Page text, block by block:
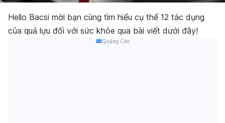
Hello Bacsi mời bạn cùng tìm hiểu cụ thể 12 tác dụng
của quả lựu đối với sức khỏe qua bài viết dưới đây!
Quảng Cáo